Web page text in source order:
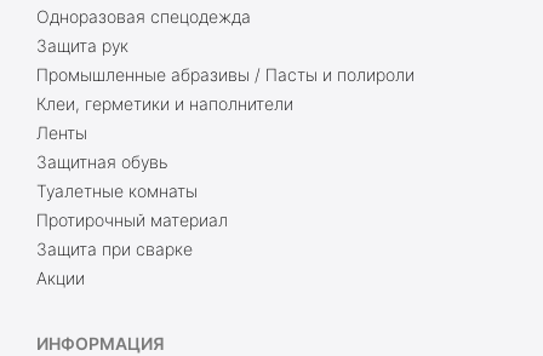
Одноразовая спецодежда
Защита рук
Промышленные абразивы / Пасты и полироли
Клеи, герметики и наполнители
Ленты
Защитная обувь
Туалетные комнаты
Протирочный материал
Защита при сварке
Акции
ИНФОРМАЦИЯ